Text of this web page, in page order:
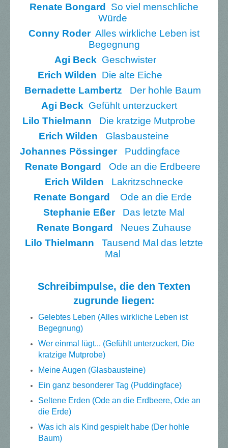
Renate Bongard
So viel menschliche
Würde
Conny RoderAlles wirkliche Leben ist
Begegnung
Agi BeckGeschwister
Erich Wilden Die alte Eiche
Bernadette Lambertz Der hohle Baum
Agi BeckGefühlt unterzuckert
Lilo Thielmann Die kratzige Mutprobe
Erich Wilden Glasbausteine
Johannes PössingerPuddingface
Renate Bongard
Ode an die Erdbeere
Erich Wilden Lakritzschnecke
Renate Bongard
Ode an die Erde
Stephanie EßerDas letzte Mal
Renate Bongard
Neues Zuhause
Lilo Thielmann Tausend Mal das letzte
Mal
Schreibimpulse, die den Texten
zugrunde liegen:
Gelebtes Leben (Alles wirkliche Leben ist
Begegnung)
Wer einmal lügt... (Gefühlt unterzuckert, Die
kratzige Mutprobe)
Meine Augen (Glasbausteine)
Ein ganz besonderer Tag (Puddingface)
Seltene Erden (Ode an die Erdbeere, Ode an
die Erde)
Was ich als Kind gespielt habe (Der hohle
Baum)